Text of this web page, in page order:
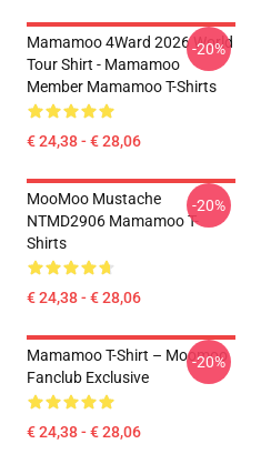
Mamamoo 4Ward 2026 World
Tour Shirt - Mamamoo
Member Mamamoo T-Shirts
€ 24,38 - € 28,06
-20%
MooMoo Mustache
NTMD2906 Mamamoo T-
Shirts
€ 24,38 - € 28,06
-20%
Mamamoo T-Shirt – Moomoo
Fanclub Exclusive
€ 24,38 - € 28,06
-20%